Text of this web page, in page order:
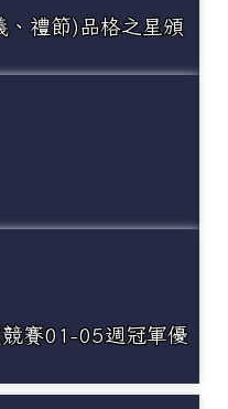
、禮節)品格之星頒
賽01-05週冠軍優